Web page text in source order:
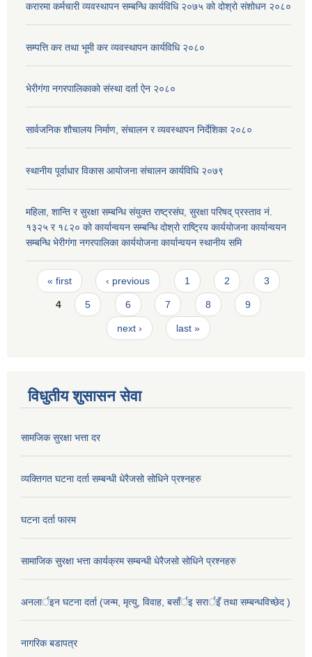
करारमा कर्मचारी व्यवस्थापन सम्बन्धि कार्यविधि २०७५ को दोश्रो संशोधन २०८०
सम्पत्ति कर तथा भूमी कर व्यवस्थापन कार्यविधि २०८०
भेरीगंगा नगरपालिकाको संस्था दर्ता ऐन २०८०
सार्वजनिक शौचालय निर्माण, संचालन र व्यवस्थापन निर्देशिका २०८०
स्थानीय पूर्वाधार विकास आयोजना संचालन कार्यविधि २०७९
महिला, शान्ति र सुरक्षा सम्बन्धि संयुक्त राष्ट्रसंघ, सुरक्षा परिषद् प्रस्ताव नं.
१३२५ र १८२० को कार्यान्वयन सम्बन्धि दोश्रो राष्ट्रिय कार्ययोजना कार्यान्वयन
सम्बन्धि भेरीगंगा नगरपालिका कार्ययोजना कार्यान्वयन स्थानीय समि
Pages
« first ‹ previous 1 2 3
4 5 6 7 8 9
next › last »
विधुतीय शुसासन सेवा
सामजिक सुरक्षा भत्ता दर
व्यक्तिगत घटना दर्ता सम्बन्धी धेरैजसो सोधिने प्रश्नहरु
घटना दर्ता फारम
सामाजिक सुरक्षा भत्ता कार्यक्रम सम्बन्धी धेरैजसो सोधिने प्रश्नहरु
अनलार्इन घटना दर्ता (जन्म, मृत्यु, विवाह, बसाँर्इ सरार्इँ तथा सम्बन्धविच्छेद )
नागरिक बडापत्र